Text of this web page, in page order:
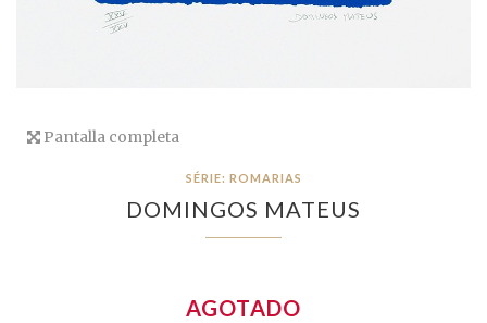
Pantalla completa
SÉRIE: ROMARIAS
DOMINGOS MATEUS
AGOTADO